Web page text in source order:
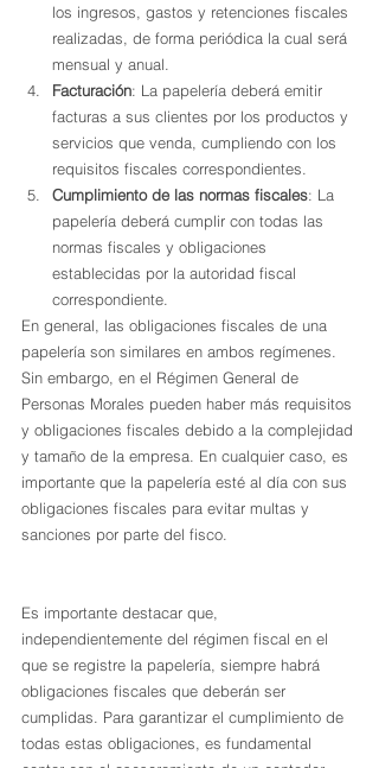
los ingresos, gastos y retenciones fiscales
realizadas, de forma periódica la cual será
mensual y anual.
Facturación: La papelería deberá emitir
facturas a sus clientes por los productos y
servicios que venda, cumpliendo con los
requisitos fiscales correspondientes.
Cumplimiento de las normas fiscales: La
papelería deberá cumplir con todas las
normas fiscales y obligaciones
establecidas por la autoridad fiscal
correspondiente.
En general, las obligaciones fiscales de una
papelería son similares en ambos regímenes.
Sin embargo, en el Régimen General de
Personas Morales pueden haber más requisitos
y obligaciones fiscales debido a la complejidad
y tamaño de la empresa. En cualquier caso, es
importante que la papelería esté al día con sus
obligaciones fiscales para evitar multas y
sanciones por parte del fisco.
Es importante destacar que,
independientemente del régimen fiscal en el
que se registre la papelería, siempre habrá
obligaciones fiscales que deberán ser
cumplidas. Para garantizar el cumplimiento de
todas estas obligaciones, es fundamental